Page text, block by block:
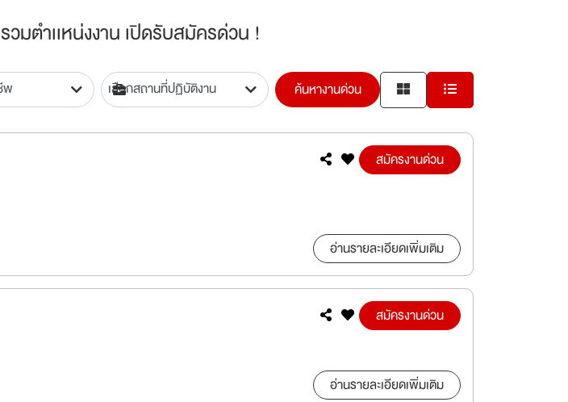
รวมตำเเหน่งงาน เปิดรับสมัครด่วน !
ค้นหางานด่วน
สมัครงานด่วน
อ่านรายละเอียดเพิ่มเติม
สมัครงานด่วน
อ่านรายละเอียดเพิ่มเติม